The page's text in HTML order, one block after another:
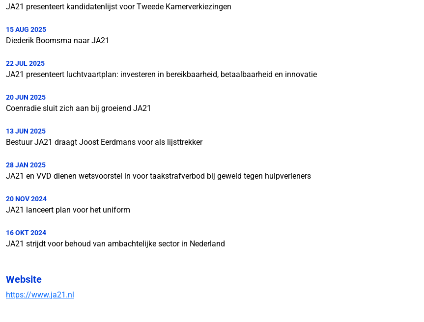
JA21 presenteert kandidatenlijst voor Tweede Kamerverkiezingen
15 AUG 2025
Diederik Boomsma naar JA21
22 JUL 2025
JA21 presenteert luchtvaartplan: investeren in bereikbaarheid, betaalbaarheid en innovatie
20 JUN 2025
Coenradie sluit zich aan bij groeiend JA21
13 JUN 2025
Bestuur JA21 draagt Joost Eerdmans voor als lijsttrekker
28 JAN 2025
JA21 en VVD dienen wetsvoorstel in voor taakstrafverbod bij geweld tegen hulpverleners
20 NOV 2024
JA21 lanceert plan voor het uniform
16 OKT 2024
JA21 strijdt voor behoud van ambachtelijke sector in Nederland
Website
https://www.ja21.nl